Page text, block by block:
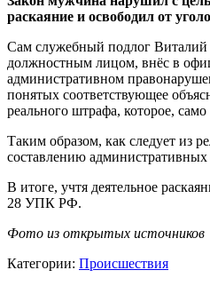
раскаяние и освободил от
Сам служебный подлог Виталий
должностным лицом, внёс в
административном
понятых соответствующее
реального штрафа, которое,
Таким образом, как следует из
составлению
В итоге, учтя деятельное
28 УПК РФ.
Фото из открытых источников
Категории: Происшествия